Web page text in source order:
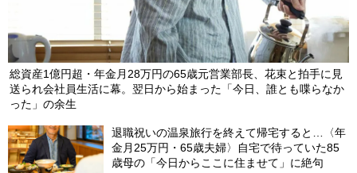
総資産1億円超・年金月28万円の65歳元営業部長、花束と拍手に見
送られ会社員生活に幕。翌日から始まった「今日、誰とも喋らなか
った」の余生
退職祝いの温泉旅行を終えて帰宅すると…〈年
金月25万円・65歳夫婦〉自宅で待っていた85
歳母の「今日からここに住ませて」に絶句